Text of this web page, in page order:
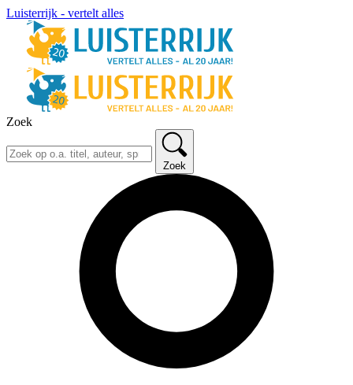
Luisterrijk - vertelt alles
Zoek
Zoek